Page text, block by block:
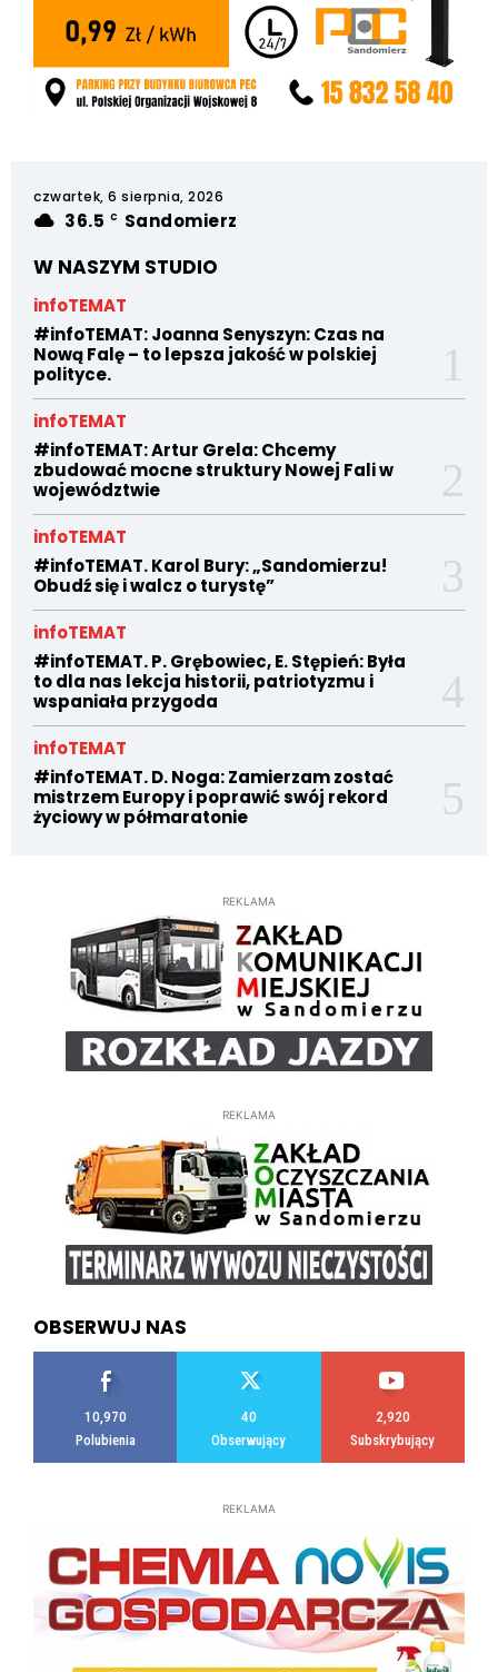
czwartek, 6 sierpnia, 2026
36.5 C Sandomierz
W NASZYM STUDIO
infoTEMAT
#infoTEMAT: Joanna Senyszyn: Czas na
Nową Falę – to lepsza jakość w polskiej
polityce.
infoTEMAT
#infoTEMAT: Artur Grela: Chcemy
zbudować mocne struktury Nowej Fali w
województwie
infoTEMAT
#infoTEMAT. Karol Bury: „Sandomierzu!
Obudź się i walcz o turystę”
infoTEMAT
#infoTEMAT. P. Grębowiec, E. Stępień: Była
to dla nas lekcja historii, patriotyzmu i
wspaniała przygoda
infoTEMAT
#infoTEMAT. D. Noga: Zamierzam zostać
mistrzem Europy i poprawić swój rekord
życiowy w półmaratonie
REKLAMA
REKLAMA
OBSERWUJ NAS
10,970
Polubienia
40
Obserwujący
2,920
Subskrybujący
REKLAMA